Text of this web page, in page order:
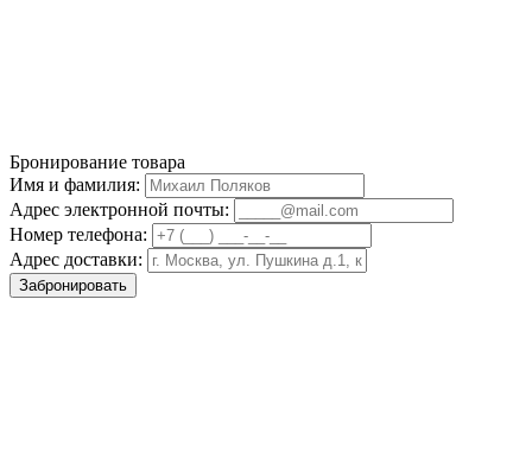
Бронирование товара
Имя и фамилия:
Адрес электронной почты:
Номер телефона:
Адрес доставки:
Забронировать